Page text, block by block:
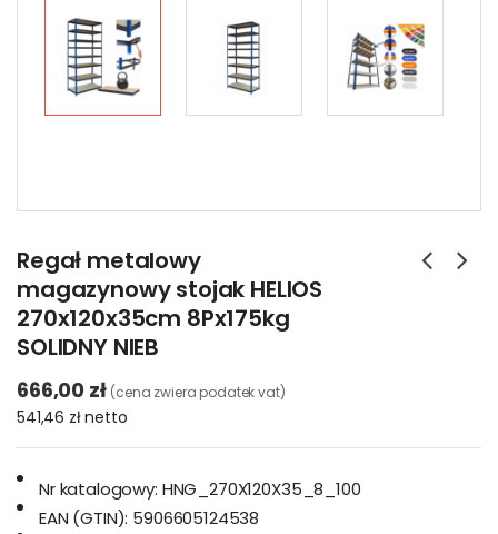
Regał metalowy
magazynowy stojak HELIOS
270x120x35cm 8Px175kg
SOLIDNY NIEB
666,00 zł (cena zwiera podatek vat)
541,46 złnetto
Nr katalogowy: HNG_270X120X35_8_100
EAN (GTIN): 5906605124538